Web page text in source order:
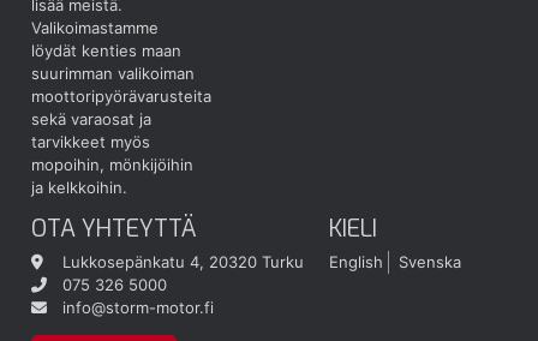
lisää meistä.
Valikoimastamme
löydät kenties maan
suurimman valikoiman
moottoripyörävarusteita
sekä varaosat ja
tarvikkeet myös
mopoihin, mönkijöihin
ja kelkkoihin.
OTA YHTEYTTÄ
Lukkosepänkatu 4, 20320 Turku
075 326 5000
info@storm-motor.fi
KIELI
English Svenska